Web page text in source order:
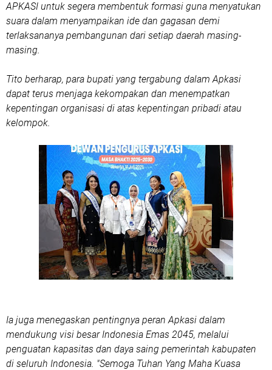
APKASI untuk segera membentuk formasi guna menyatukan
suara dalam menyampaikan ide dan gagasan demi
terlaksananya pembangunan dari setiap daerah masing-
masing.
Tito berharap, para bupati yang tergabung dalam Apkasi
dapat terus menjaga kekompakan dan menempatkan
kepentingan organisasi di atas kepentingan pribadi atau
kelompok.
Ia juga menegaskan pentingnya peran Apkasi dalam
mendukung visi besar Indonesia Emas 2045, melalui
penguatan kapasitas dan daya saing pemerintah kabupaten
di seluruh Indonesia. "Semoga Tuhan Yang Maha Kuasa